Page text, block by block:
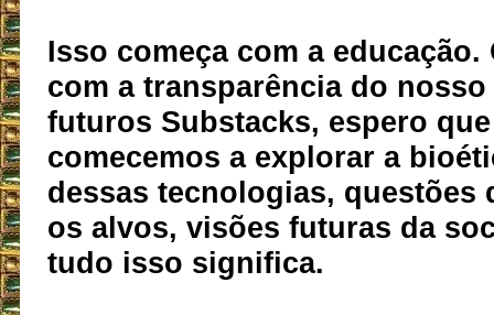
Isso começa com a educação.
com a transparência do
futuros Substacks, espero
comecemos a explorar a
dessas tecnologias, questões
os alvos, visões futuras da
tudo isso significa.